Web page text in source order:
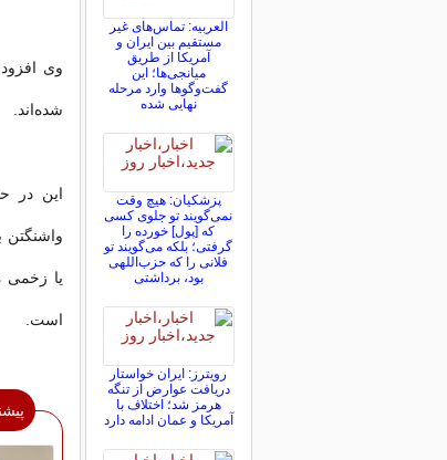
وی
شده‌اند.
است.
العربیه: تماس‌های غیر
مستقیم بین ایران و
آمریکا از طریق
میانجی‌ها؛ این
گفت‌و‌گو‌ها وارد مرحله
نهایی شده
پزشکیان: هیچ وقت
نمی‌گویند تو جلوی کسی
که [پول] خورده را
گرفتی؛ بلکه می‌گویند تو
فلانی را که حزب‌اللهی
بود، برداشتی
رویترز: ایران خواستار
دریافت عوارض از تنگه
هرمز شد؛ اختلاف با
آمریکا و عمان ادامه دارد